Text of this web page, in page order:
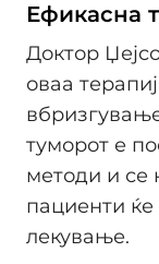
Ефикасна
Доктор
оваа
туморот е
методи и се
пациенти
лекување.